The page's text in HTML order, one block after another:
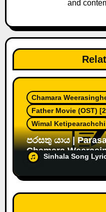
and
Chamara
Father Movie (OST)
Wimal Ketipearachchi
පරසතු යාය |
Chamara
Sinhala Song